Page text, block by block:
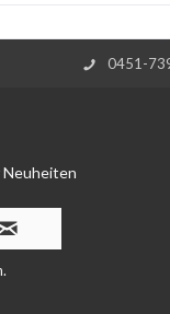
0451-